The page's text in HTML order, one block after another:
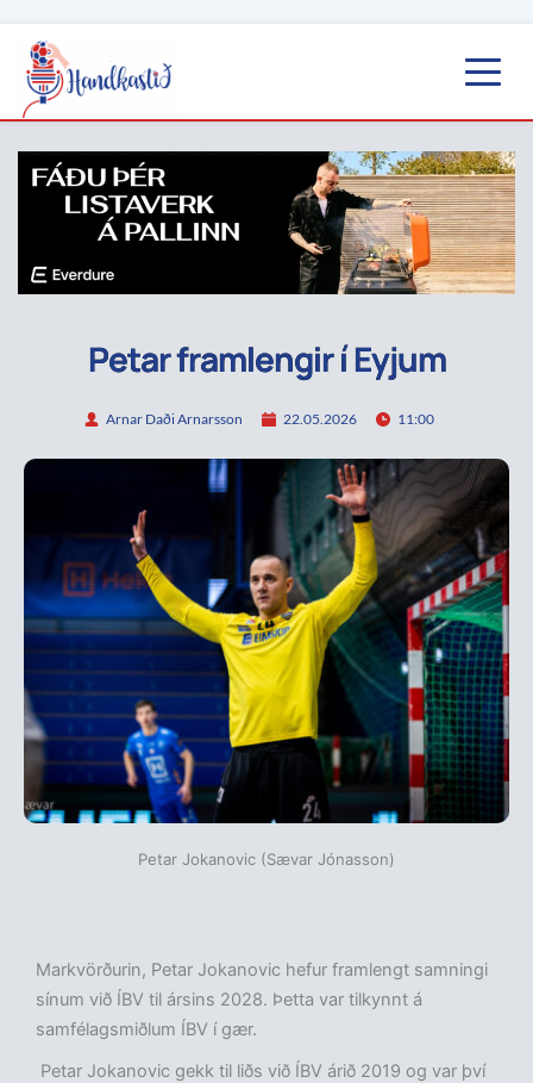
Petar framlengir í Eyjum
Arnar Daði Arnarsson 22.05.2026 11:00
Petar Jokanovic (Sævar Jónasson)
Markvörðurin, Petar Jokanovic hefur framlengt samningi
sínum við ÍBV til ársins 2028. Þetta var tilkynnt á
samfélagsmiðlum ÍBV í gær.
Petar Jokanovic gekk til liðs við ÍBV árið 2019 og var því